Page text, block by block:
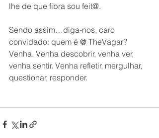
lhe de que fibra sou feit@.
Sendo assim…diga-nos, caro
convidado: quem é @ TheVagar?
Venha. Venha descobrir, venha ver,
venha sentir. Venha refletir, mergulhar,
questionar, responder.